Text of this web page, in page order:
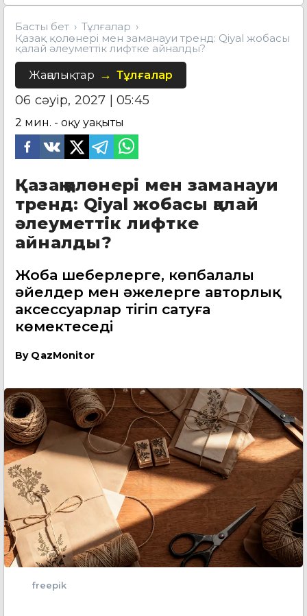
Басты бет
Тұлғалар
Қазақ қолөнері мен заманауи тренд: Qiyal жобасы
қалай әлеуметтік лифтке айналды?
Жаңалықтар Тұлғалар
06 сәуір, 2027 | 05:45
2 мин. - оқу уақыты
Қазақ қолөнері мен заманауи
тренд: Qiyal жобасы қалай
әлеуметтік лифтке
айналды?
Жоба шеберлерге, көпбалалы
әйелдер мен әжелерге авторлық
аксессуарлар тігіп сатуға
көмектеседі
By QazMonitor
freepik